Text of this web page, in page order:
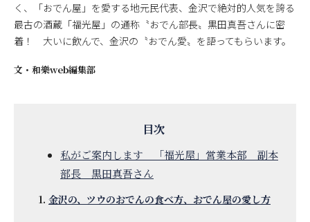
く、「おでん屋」を愛する地元民代表、金沢で絶対的人気を誇る
最古の酒蔵「福光屋」の通称〝おでん部長〟黒田真吾さんに密
着！ 大いに飲んで、金沢の〝おでん愛〟を語ってもらいます。
文・ 和樂web編集部
私がご案内します 「福光屋」営業本部 副本
部長 黒田真吾さん
金沢の、ツウのおでんの食べ方、おでん屋の愛し方